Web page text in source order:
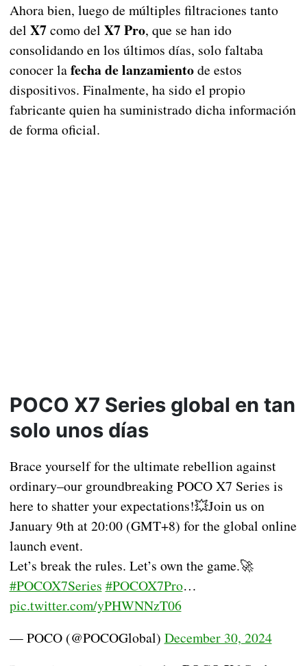
Ahora bien, luego de múltiples filtraciones tanto
del X7como del X7 Pro, que se han ido
consolidando en los últimos días, solo faltaba
conocer lafecha de lanzamientode estos
dispositivos. Finalmente, ha sido el propio
fabricante quien ha suministrado dicha información
de forma oficial.
POCO X7 Series global en tan
solo unos días
Brace yourself for the ultimate rebellion against
ordinary–our groundbreaking POCO X7 Series is
here to shatter your expectations!💥Join us on
January 9th at 20:00 (GMT+8) for the global online
launch event.
Let’s break the rules. Let’s own the game.🚀
#POCOX7Series #POCOX7Pro…
pic.twitter.com/yPHWNNzT06
— POCO (@POCOGlobal) December 30, 2024